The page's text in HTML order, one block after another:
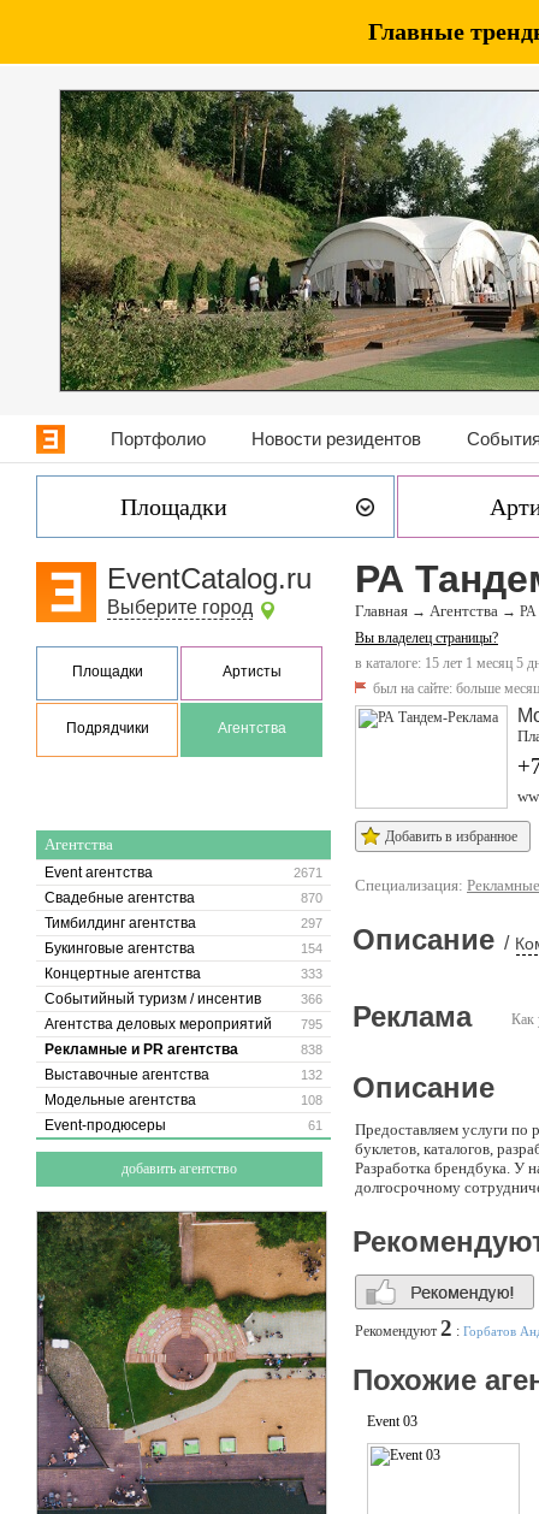
Главные
Портфолио Новости резидентов
Площадки
EventCatalog.ru
Выберите город
Площадки Артисты
Подрядчики Агентства
Агентства
2671
Event агентства
870
Свадебные агентства
297
Тимбилдинг агентства
154
Букинговые агентства
333
Концертные агентства
366
Событийный туризм / инсентив
795
Агентства деловых мероприятий
838
Рекламные и PR агентства
132
Выставочные агентства
108
Модельные агентства
61
Event-продюсеры
добавить агентство
РА
Главная → Агентства → РА
Вы владелец страницы?
в каталоге: 15 лет 1 месяц 5
был на сайте: больше
Добавить в избранное
Специализация:
Описание /
Как
Реклама
Описание
Предоставляем услуги по
буклетов, каталогов,
Разработка брендбука. У
долгосрочному
Рекомендуют 2 : Горбатов
Похожие
Event 03